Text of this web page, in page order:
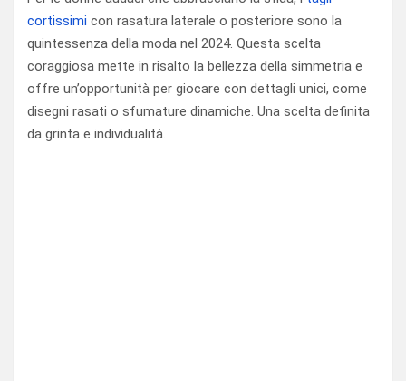
cortissimi con rasatura laterale o posteriore sono la
quintessenza della moda nel 2024. Questa scelta
coraggiosa mette in risalto la bellezza della simmetria e
offre un’opportunità per giocare con dettagli unici, come
disegni rasati o sfumature dinamiche. Una scelta definita
da grinta e individualità.